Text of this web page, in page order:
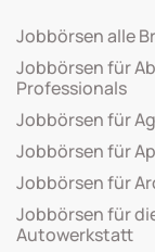
Jobbörsen alle
Jobbörsen für
Professionals
Jobbörsen für
Jobbörsen für
Jobbörsen für
Jobbörsen für
Autowerkstatt